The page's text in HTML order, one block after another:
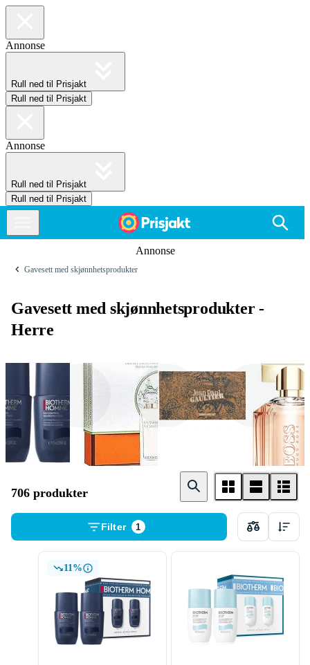
Annonse
Rull ned til Prisjakt
Rull ned til Prisjakt
Annonse
Rull ned til Prisjakt
Rull ned til Prisjakt
Annonse
Gavesett med skjønnhetsprodukter
Gavesett med skjønnhetsprodukter -
Herre
Biotherm Jean Paul Gaultier
706 produkter
Filter 1
11%